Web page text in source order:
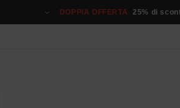
DOPPIA OFFERTA 25% di